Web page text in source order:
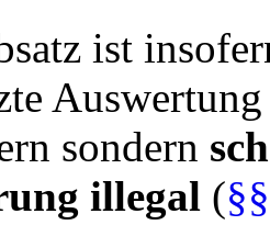
ist
sondern
illegal (